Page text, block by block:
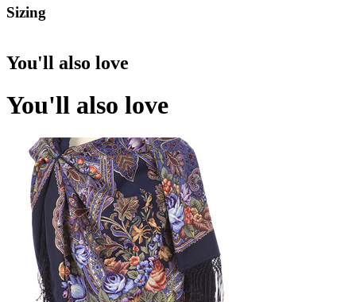
Sizing
You'll also love
You'll also love